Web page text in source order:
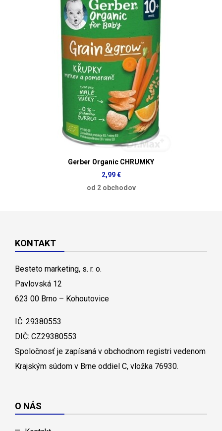
Gerber Organic CHRUMKY
2,99 €
od 2 obchodov
KONTAKT
Besteto marketing, s. r. o.
Pavlovská 12
623 00 Brno – Kohoutovice
IČ: 29380553
DIČ: CZ29380553
Spoločnosť je zapísaná v obchodnom registri vedenom
Krajským súdom v Brne oddiel C, vložka 76930.
O NÁS